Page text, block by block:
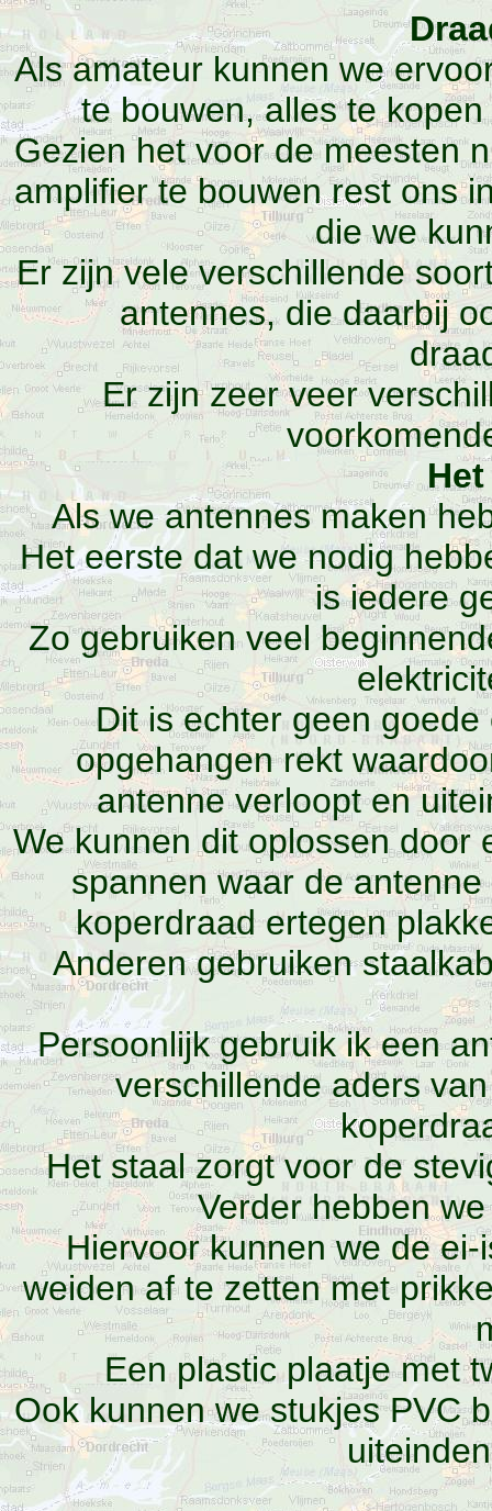
Als amateur kunnen we
te bouwen, alles te
Gezien het voor de meesten
amplifier te bouwen rest ons
die we
Er zijn vele verschillende
antennes, die daarbij
Er zijn zeer veer
Als we antennes maken
Het eerste dat we nodig
is iedere
Zo gebruiken veel
Dit is echter geen
opgehangen rekt
antenne verloopt en
We kunnen dit oplossen door
spannen waar de
koperdraad ertegen
Anderen gebruiken
Persoonlijk gebruik ik een
verschillende aders
Het staal zorgt voor de
Verder hebben
Hiervoor kunnen we de
weiden af te zetten met
Een plastic plaatje met
Ook kunnen we stukjes PVC